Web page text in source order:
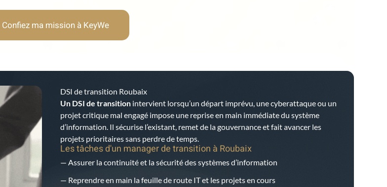
Confiez ma mission à KeyWe
DSI de transition Roubaix
Un DSI de transition intervient lorsqu’un départ imprévu, une cyberattaque ou un
projet critique mal engagé impose une reprise en main immédiate du système
d’information. Il sécurise l’existant, remet de la gouvernance et fait avancer les
projets prioritaires sans perdre de temps.
Les tâches d'un manager de transition à Roubaix
— Assurer la continuité et la sécurité des systèmes d’information
— Reprendre en main la feuille de route IT et les projets en cours